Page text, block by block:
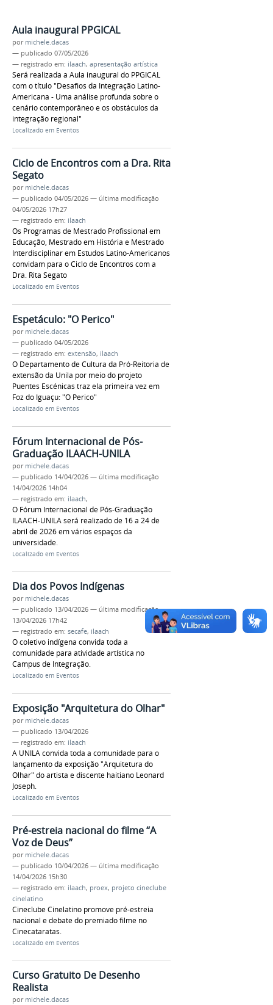
Aula inaugural PPGICAL
por michele.dacas
— publicado 07/05/2026
— registrado em: ilaach, apresentação artística
Será realizada a Aula inaugural do PPGICAL
com o título "Desafios da Integração Latino-
Americana - Uma análise profunda sobre o
cenário contemporâneo e os obstáculos da
integração regional"
Localizado em Eventos
Ciclo de Encontros com a Dra. Rita
Segato
por michele.dacas
— publicado 04/05/2026 — última modificação
04/05/2026 17h27
— registrado em: ilaach
Os Programas de Mestrado Profissional em
Educação, Mestrado em História e Mestrado
Interdisciplinar em Estudos Latino-Americanos
convidam para o Ciclo de Encontros com a
Dra. Rita Segato
Localizado em Eventos
Espetáculo: "O Perico"
por michele.dacas
— publicado 04/05/2026
— registrado em: extensão, ilaach
O Departamento de Cultura da Pró-Reitoria de
extensão da Unila por meio do projeto
Puentes Escénicas traz ela primeira vez em
Foz do Iguaçu: "O Perico"
Localizado em Eventos
Fórum Internacional de Pós-
Graduação ILAACH-UNILA
por michele.dacas
— publicado 14/04/2026 — última modificação
14/04/2026 14h04
— registrado em: ilaach,
O Fórum Internacional de Pós-Graduação
ILAACH-UNILA será realizado de 16 a 24 de
abril de 2026 em vários espaços da
universidade.
Localizado em Eventos
Dia dos Povos Indígenas
por michele.dacas
— publicado 13/04/2026 — última modificação
13/04/2026 17h42
— registrado em: secafe, ilaach
O coletivo indígena convida toda a
comunidade para atividade artística no
Campus de Integração.
Localizado em Eventos
Exposição "Arquitetura do Olhar"
por michele.dacas
— publicado 13/04/2026
— registrado em: ilaach
A UNILA convida toda a comunidade para o
lançamento da exposição "Arquitetura do
Olhar" do artista e discente haitiano Leonard
Joseph.
Localizado em Eventos
Pré-estreia nacional do filme “A
Voz de Deus”
por michele.dacas
— publicado 10/04/2026 — última modificação
14/04/2026 15h30
— registrado em: ilaach, proex, projeto cineclube
cinelatino
Cineclube Cinelatino promove pré-estreia
nacional e debate do premiado filme no
Cinecataratas.
Localizado em Eventos
Curso Gratuito De Desenho
Realista
por michele.dacas